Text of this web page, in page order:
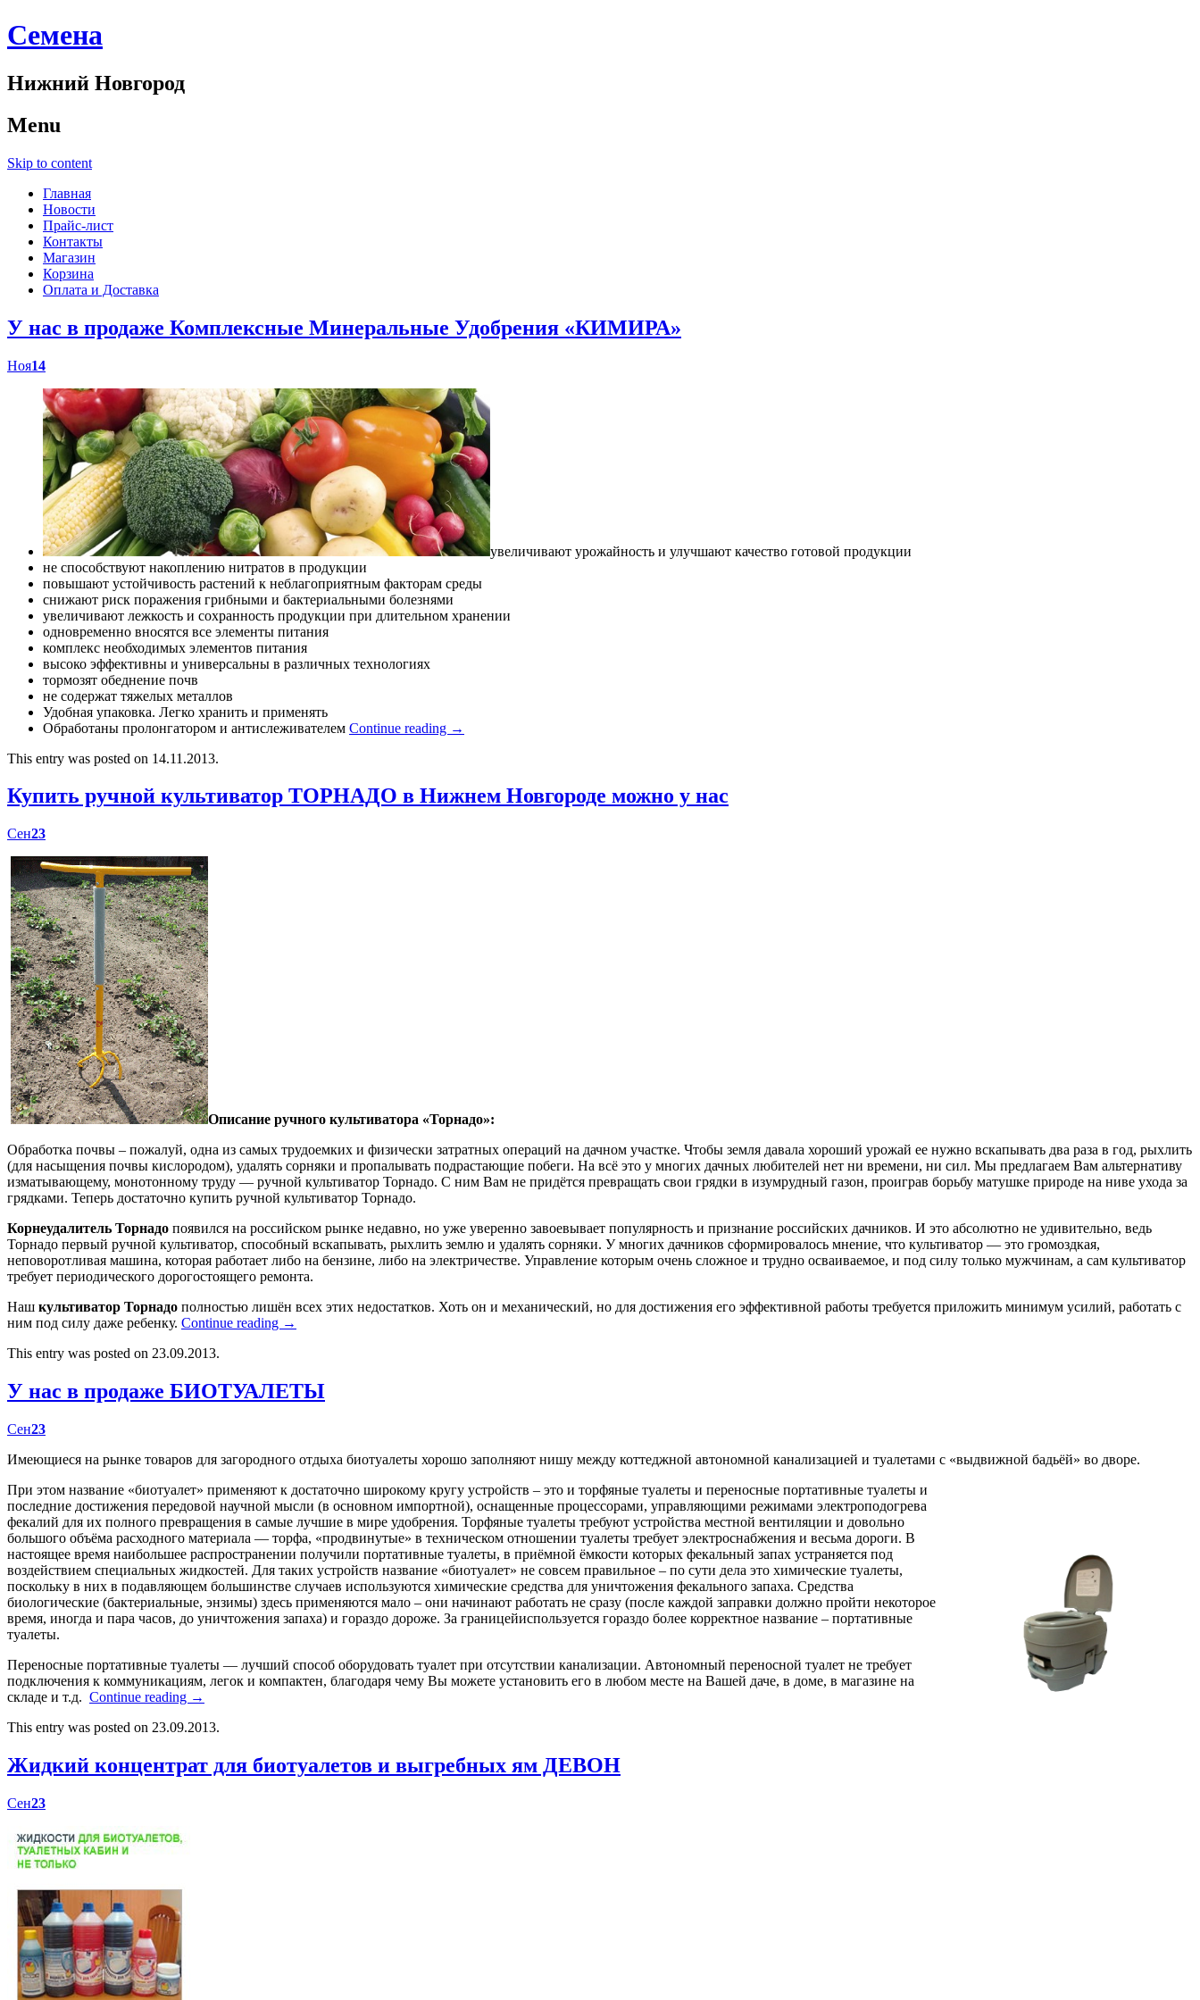
Cемена
Нижний Новгород
Menu
Skip to content
Главная
Новости
Прайс-лист
Контакты
Магазин
Корзина
Оплата и Доставка
У нас в продаже Комплексные Минеральные Удобрения «КИМИРА»
Ноя14
увеличивают урожайность и улучшают качество готовой продукции
не способствуют накоплению нитратов в продукции
повышают устойчивость растений к неблагоприятным факторам среды
снижают риск поражения грибными и бактериальными болезнями
увеличивают лежкость и сохранность продукции при длительном хранении
одновременно вносятся все элементы питания
комплекс необходимых элементов питания
высоко эффективны и универсальны в различных технологиях
тормозят обеднение почв
не содержат тяжелых металлов
Удобная упаковка. Легко хранить и применять
Обработаны пролонгатором и антислеживателем Continue reading →
This entry was posted on 14.11.2013.
Купить ручной культиватор ТОРНАДО в Нижнем Новгороде можно у нас
Сен23
Описание ручного культиватора «Торнадо»:
Обработка почвы – пожалуй, одна из самых трудоемких и физически затратных операций на дачном участке. Чтобы земля давала хороший урожай ее нужно вскапывать два раза в год, рыхлить
(для насыщения почвы кислородом), удалять сорняки и пропалывать подрастающие побеги. На всё это у многих дачных любителей нет ни времени, ни сил. Мы предлагаем Вам альтернативу
изматывающему, монотонному труду — ручной культиватор Торнадо. С ним Вам не придётся превращать свои грядки в изумрудный газон, проиграв борьбу матушке природе на ниве ухода за
грядками. Теперь достаточно купить ручной культиватор Торнадо.
Корнеудалитель Торнадо появился на российском рынке недавно, но уже уверенно завоевывает популярность и признание российских дачников. И это абсолютно не удивительно, ведь
Торнадо первый ручной культиватор, способный вскапывать, рыхлить землю и удалять сорняки. У многих дачников сформировалось мнение, что культиватор — это громоздкая,
неповоротливая машина, которая работает либо на бензине, либо на электричестве. Управление которым очень сложное и трудно осваиваемое, и под силу только мужчинам, а сам культиватор
требует периодического дорогостоящего ремонта.
Наш культиватор Торнадо полностью лишён всех этих недостатков. Хоть он и механический, но для достижения его эффективной работы требуется приложить минимум усилий, работать с
ним под силу даже ребенку. Continue reading →
This entry was posted on 23.09.2013.
У нас в продаже БИОТУАЛЕТЫ
Сен23
Имеющиеся на рынке товаров для загородного отдыха биотуалеты хорошо заполняют нишу между коттеджной автономной канализацией и туалетами с «выдвижной бадьёй» во дворе.
При этом название «биотуалет» применяют к достаточно широкому кругу устройств – это и торфяные туалеты и переносные портативные туалеты и
последние достижения передовой научной мысли (в основном импортной), оснащенные процессорами, управляющими режимами электроподогрева
фекалий для их полного превращения в самые лучшие в мире удобрения. Торфяные туалеты требуют устройства местной вентиляции и довольно
большого объёма расходного материала — торфа, «продвинутые» в техническом отношении туалеты требует электроснабжения и весьма дороги. В
настоящее время наибольшее распространении получили портативные туалеты, в приёмной ёмкости которых фекальный запах устраняется под
воздействием специальных жидкостей. Для таких устройств название «биотуалет» не совсем правильное – по сути дела это химические туалеты,
поскольку в них в подавляющем большинстве случаев используются химические средства для уничтожения фекального запаха. Средства
биологические (бактериальные, энзимы) здесь применяются мало – они начинают работать не сразу (после каждой заправки должно пройти некоторое
время, иногда и пара часов, до уничтожения запаха) и гораздо дороже. За границейиспользуется гораздо более корректное название – портативные
туалеты.
Переносные портативные туалеты — лучший способ оборудовать туалет при отсутствии канализации. Автономный переносной туалет не требует
подключения к коммуникациям, легок и компактен, благодаря чему Вы можете установить его в любом месте на Вашей даче, в доме, в магазине на
складе и т.д. Continue reading →
This entry was posted on 23.09.2013.
Жидкий концентрат для биотуалетов и выгребных ям ДЕВОН
Сен23